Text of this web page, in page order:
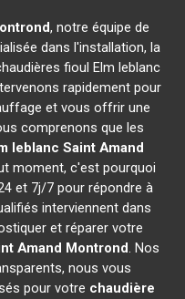
, notre équipe de
dans l'installation, la
fioul Elm leblanc
rapidement pour
et vous offrir une
comprenons que les
leblanc Saint Amand
moment, c'est pourquoi
et 7j/7 pour répondre à
interviennent dans
et réparer votre
Amand Montrond. Nos
nous vous
pour votre chaudière